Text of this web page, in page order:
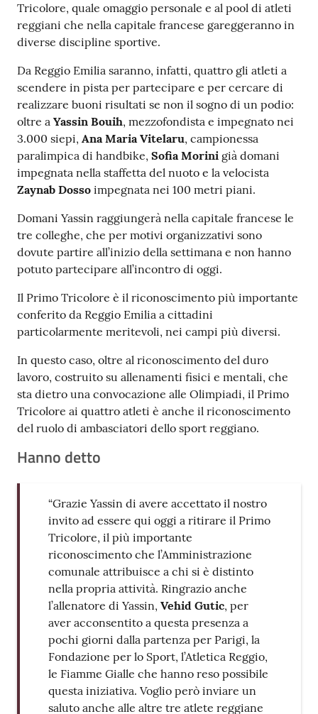
Tricolore, quale omaggio personale e al pool di atleti
reggiani che nella capitale francese gareggeranno in
diverse discipline sportive.
Da Reggio Emilia saranno, infatti, quattro gli atleti a
scendere in pista per partecipare e per cercare di
realizzare buoni risultati se non il sogno di un podio:
oltre a Yassin Bouih, mezzofondista e impegnato nei
3.000 siepi, Ana Maria Vitelaru, campionessa
paralimpica di handbike, Sofia Morini già domani
impegnata nella staffetta del nuoto e la velocista
Zaynab Dosso impegnata nei 100 metri piani.
Domani Yassin raggiungerà nella capitale francese le
tre colleghe, che per motivi organizzativi sono
dovute partire all’inizio della settimana e non hanno
potuto partecipare all’incontro di oggi.
Il Primo Tricolore è il riconoscimento più importante
conferito da Reggio Emilia a cittadini
particolarmente meritevoli, nei campi più diversi.
In questo caso, oltre al riconoscimento del duro
lavoro, costruito su allenamenti fisici e mentali, che
sta dietro una convocazione alle Olimpiadi, il Primo
Tricolore ai quattro atleti è anche il riconoscimento
del ruolo di ambasciatori dello sport reggiano.
Hanno detto
“Grazie Yassin di avere accettato il nostro
invito ad essere qui oggi a ritirare il Primo
Tricolore, il più importante
riconoscimento che l’Amministrazione
comunale attribuisce a chi si è distinto
nella propria attività. Ringrazio anche
l’allenatore di Yassin, Vehid Gutic, per
aver acconsentito a questa presenza a
pochi giorni dalla partenza per Parigi, la
Fondazione per lo Sport, l’Atletica Reggio,
le Fiamme Gialle che hanno reso possibile
questa iniziativa. Voglio però inviare un
saluto anche alle altre tre atlete reggiane